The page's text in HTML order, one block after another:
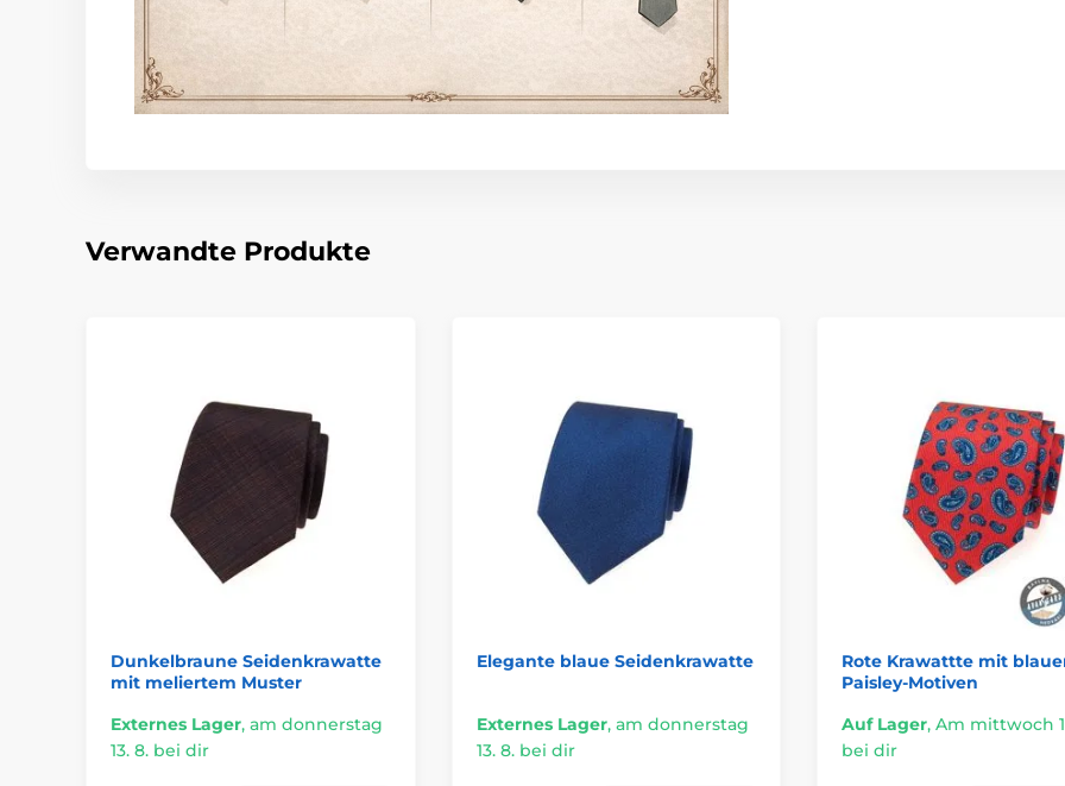
Verwandte Produkte
Dunkelbraune Seidenkrawatte
mit meliertem Muster
Externes Lager, am donnerstag
13. 8. bei dir
Elegante blaue Seidenkrawatte
Externes Lager, am donnerstag
13. 8. bei dir
Rote Krawattte mit
Paisley-Motiven
Auf Lager, Am mittwoch
bei dir